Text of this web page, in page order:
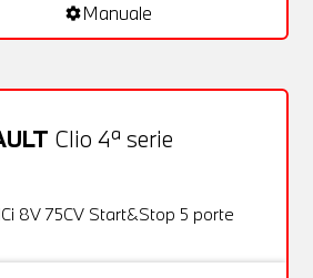
settingsManuale
Clio 4ª serie
OFFERTA
8V 75CV Start&Stop 5 porte